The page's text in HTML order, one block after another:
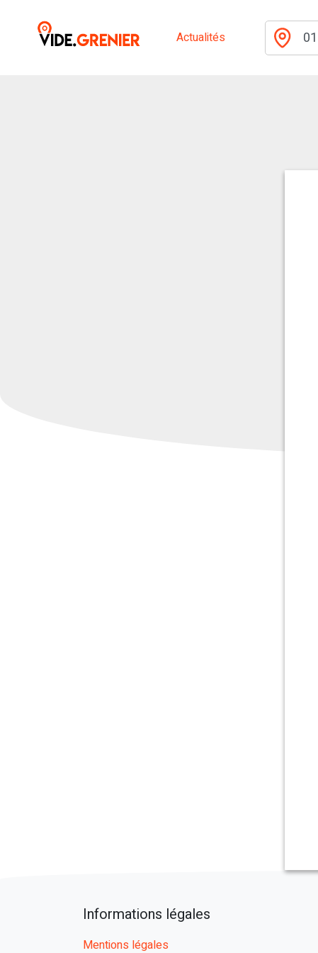
Actualités
Informations légales
Mentions légales